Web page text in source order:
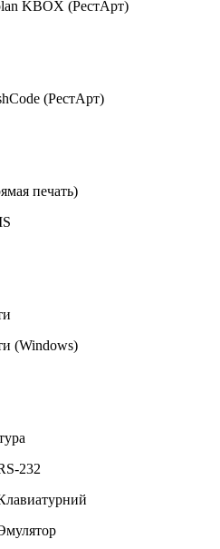
KBOX (РестАрт)
(РестАрт)
печать)
(Windows)
232